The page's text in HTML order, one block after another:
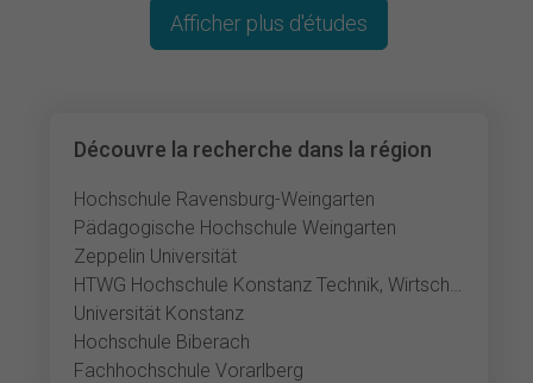
Découvre la recherche dans la région
Hochschule Ravensburg-Weingarten
Pädagogische Hochschule Weingarten
Zeppelin Universität
HTWG Hochschule Konstanz Technik, Wirtschaft und Gestaltung
Universität Konstanz
Hochschule Biberach
Fachhochschule Vorarlberg
Afficher plus d'études